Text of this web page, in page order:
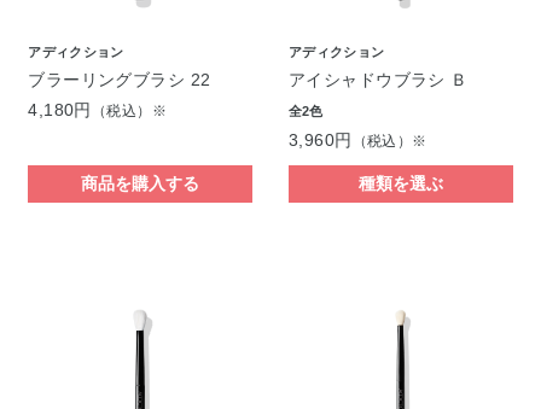
アディクション
ブラーリングブラシ 22
4,180円
（税込）※
商品を購入する
アディクション
アイシャドウブラシ Ｂ
全2色
3,960円 （税込）※
種類を選ぶ